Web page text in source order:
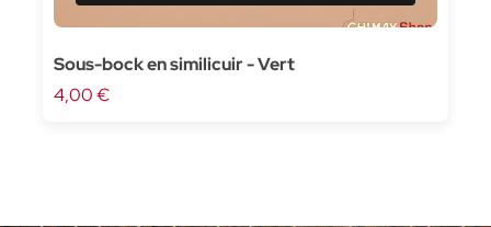
Sous-bock en similicuir - Vert
4,00 €